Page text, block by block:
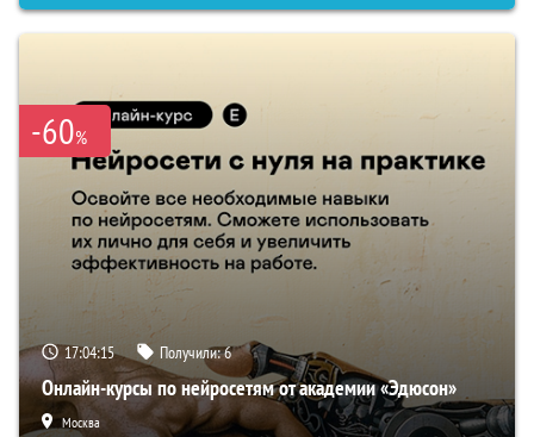
-60%
17:04:14 Получили:6
Онлайн-курсы по нейросетям от академии «Эдюсон»
Москва